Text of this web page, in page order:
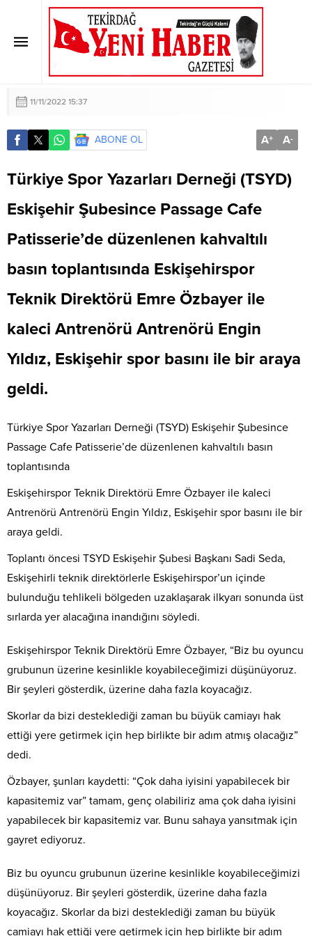
TSYD EMRE HOCA’YI KONUK ETTİ
Anasayfa » TSYD EMRE HOCA’YI KONUK ETTİ
11/11/2022 15:37
ABONE OL A+ A-
Türkiye Spor Yazarları Derneği (TSYD)
Eskişehir Şubesince Passage Cafe
Patisserie’de düzenlenen kahvaltılı
basın toplantısında Eskişehirspor
Teknik Direktörü Emre Özbayer ile
kaleci Antrenörü Antrenörü Engin
Yıldız, Eskişehir spor basını ile bir araya
geldi.
Türkiye Spor Yazarları Derneği (TSYD) Eskişehir Şubesince
Passage Cafe Patisserie’de düzenlenen kahvaltılı basın
toplantısında
Eskişehirspor Teknik Direktörü Emre Özbayer ile kaleci
Antrenörü Antrenörü Engin Yıldız, Eskişehir spor basını ile bir
araya geldi.
Toplantı öncesi TSYD Eskişehir Şubesi Başkanı Sadi Seda,
Eskişehirli teknik direktörlerle Eskişehirspor’un içinde
bulunduğu tehlikeli bölgeden uzaklaşarak ilkyarı sonunda üst
sırlarda yer alacağına inandığını söyledi.
Eskişehirspor Teknik Direktörü Emre Özbayer, “Biz bu oyuncu
grubunun üzerine kesinlikle koyabileceğimizi düşünüyoruz.
Bir şeyleri gösterdik, üzerine daha fazla koyacağız.
Skorlar da bizi desteklediği zaman bu büyük camiayı hak
ettiği yere getirmek için hep birlikte bir adım atmış olacağız”
dedi.
Özbayer, şunları kaydetti: “Çok daha iyisini yapabilecek bir
kapasitemiz var” tamam, genç olabiliriz ama çok daha iyisini
yapabilecek bir kapasitemiz var. Bunu sahaya yansıtmak için
gayret ediyoruz.
Biz bu oyuncu grubunun üzerine kesinlikle koyabileceğimizi
düşünüyoruz. Bir şeyleri gösterdik, üzerine daha fazla
koyacağız. Skorlar da bizi desteklediği zaman bu büyük
camiayı hak ettiği yere getirmek için hep birlikte bir adım